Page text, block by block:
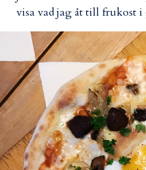
visa vad jag åt till frukost i